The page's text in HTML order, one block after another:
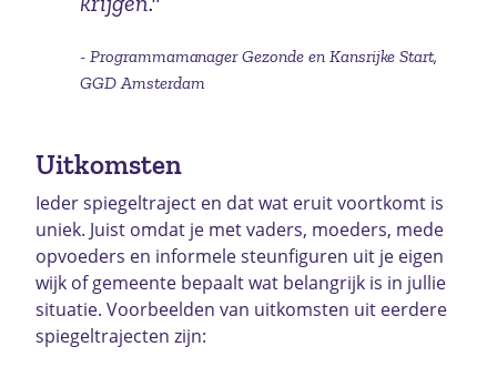
- Programmamanager Gezonde en Kansrijke Start,
GGD Amsterdam
Uitkomsten
Ieder spiegeltraject en dat wat eruit voortkomt is
uniek. Juist omdat je met vaders, moeders, mede
opvoeders en informele steunfiguren uit je eigen
wijk of gemeente bepaalt wat belangrijk is in jullie
situatie. Voorbeelden van uitkomsten uit eerdere
spiegeltrajecten zijn: